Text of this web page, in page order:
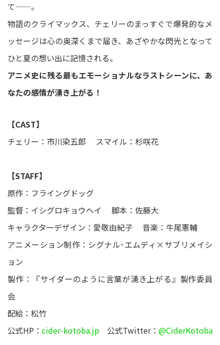
て——。
物語のクライマックス、チェリーのまっすぐで爆発的なメ
ッセージは心の奥深くまで届き、あざやかな閃光となって
ひと夏の想い出に記憶される。
アニメ史に残る最もエモーショナルなラストシーンに、あ
なたの感情が湧き上がる！
【CAST】
チェリー：市川染五郎 スマイル：杉咲花
【STAFF】
原作：フライングドッグ
監督：イシグロキョウヘイ 脚本：佐藤大
キャラクターデザイン：愛敬由紀子 音楽：牛尾憲輔
アニメーション制作：シグナル･エムディ×サブリメイシ
ョン
製作：『サイダーのように言葉が湧き上がる』製作委員
会
配給：松竹
公式HP： cider-kotoba.jp 公式Twitter： @CiderKotoba